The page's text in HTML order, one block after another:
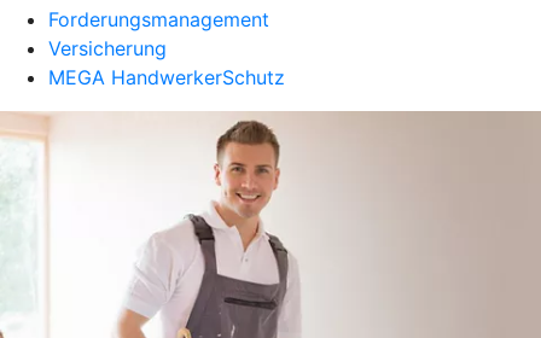
Forderungsmanagement
Versicherung
MEGA HandwerkerSchutz